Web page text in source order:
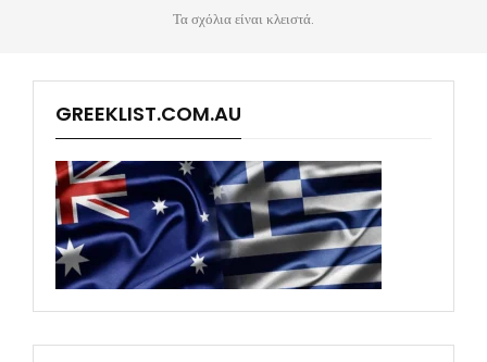
Τα σχόλια είναι κλειστά.
GREEKLIST.COM.AU